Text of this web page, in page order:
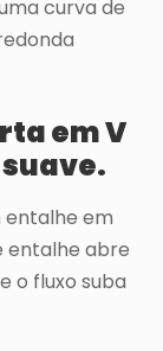
curva de
em V
entalhe em
entalhe abre
o fluxo suba